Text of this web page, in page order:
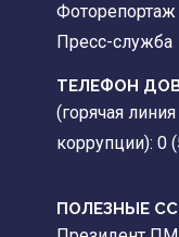
Фоторепортаж
Пресс-служба
ТЕЛЕФОН
(горячая
коррупции): 0
ПОЛЕЗНЫЕ